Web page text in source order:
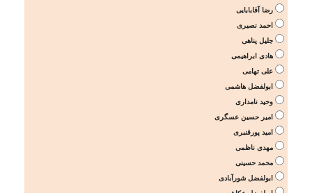
رضا آقابابایی
احمد نصیری
جلیل پناهی
هادی ابراهیمی
علی تهامی
ابولفضل هاشمی
وحید نامداری
امیر حسین عسگری
امید پورقنبری
مهدی ناظمی
محمد حسینی
ابولفضل شورآبادی